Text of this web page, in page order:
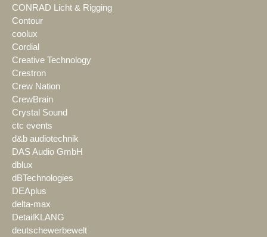
CONRAD Licht & Rigging
Contour
coolux
Cordial
Creative Technology
Crestron
Crew Nation
CrewBrain
Crystal Sound
ctc events
d&b audiotechnik
DAS Audio GmbH
dblux
dBTechnologies
DEAplus
delta-max
DetailKLANG
deutschewerbewelt